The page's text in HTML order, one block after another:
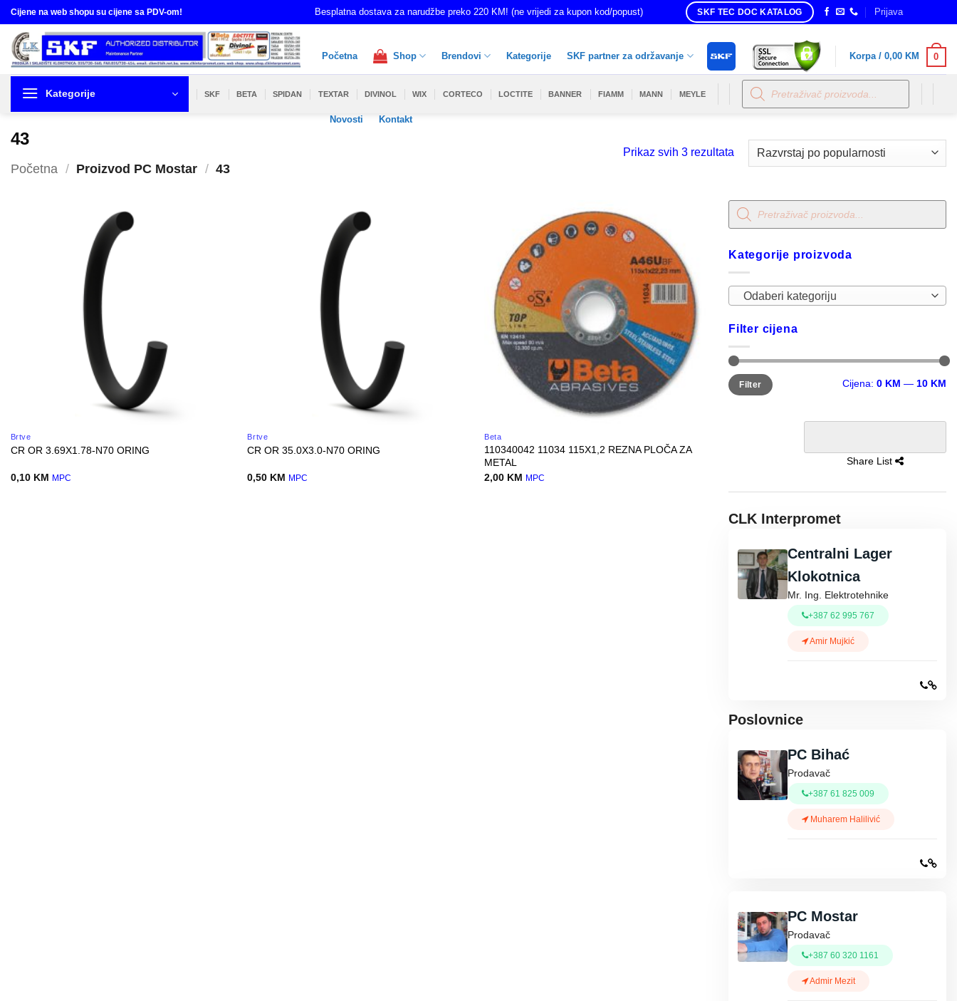
Skip
to
content
Cijene na web shopu su cijene sa PDV-om! Besplatna dostava za narudžbe preko 220 KM! (ne vrijedi za kupon kod/popust) SKF TEC DOC KATALOG Prijava
Početna Shop Brendovi Kategorije SKF partner za održavanje
Novosti Kontakt
Korpa / 0,00 KM 0
Kategorije SKF BETA SPIDAN TEXTAR DIVINOL WIX CORTECO LOCTITE BANNER FIAMM MANN MEYLE
Products
search
43
Početna / Proizvod PC Mostar / 43
Prikaz svih 3 rezultataSorted
Brtve
CR OR 3.69X1.78-N70 ORING
0,10 KM MPC
Brtve
CR OR 35.0X3.0-N70 ORING
0,50 KM MPC
Beta
110340042 11034 115X1,2 REZNA PLOČA ZA
METAL
2,00 KM MPC
Products
search
Kategorije proizvoda
Odaberi kategoriju
Filter cijena
Minimalna
cijena
Maksimalna
cijena
Filter Cijena: 0 KM — 10 KM
Share List
CLK Interpromet
Centralni Lager
Klokotnica
Mr. Ing. Elektrotehnike
+387 62 995 767
Amir Mujkić
Poslovnice
PC Bihać
Prodavač
+387 61 825 009
Muharem Halilivić
PC Mostar
Prodavač
+387 60 320 1161
Admir Mezit